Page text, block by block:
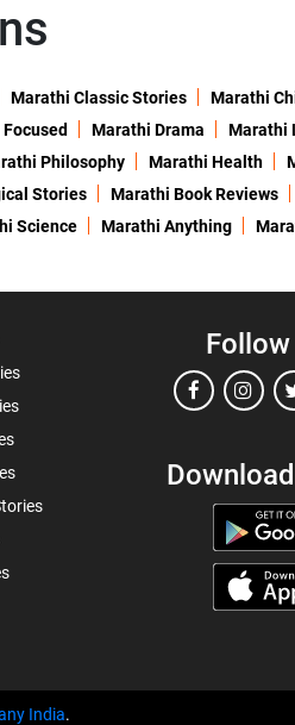
Marathi Classic Stories
Marathi
Marathi Drama
Marathi
Philosophy Marathi Health
Stories Marathi Book Reviews
Science Marathi Anything
Follow
India.